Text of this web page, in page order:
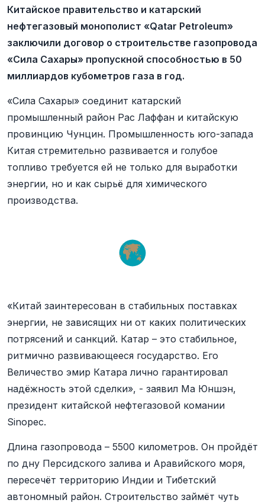
Китайское правительство и катарский
нефтегазовый монополист «Qatar Petroleum»
заключили договор о строительстве газопровода
«Сила Сахары» пропускной способностью в 50
миллиардов кубометров газа в год.
«Сила Сахары» соединит катарский
промышленный район Рас Лаффан и китайскую
провинцию Чунцин. Промышленность юго-запада
Китая стремительно развивается и голубое
топливо требуется ей не только для выработки
энергии, но и как сырьё для химического
производства.
«Китай заинтересован в стабильных поставках
энергии, не зависящих ни от каких политических
потрясений и санкций. Катар – это стабильное,
ритмично развивающееся государство. Его
Величество эмир Катара лично гарантировал
надёжность этой сделки», - заявил Ма Юншэн,
президент китайской нефтегазовой комании
Sinopec.
Длина газопровода – 5500 километров. Он пройдёт
по дну Персидского залива и Аравийского моря,
пересечёт территорию Индии и Тибетский
автономный район. Строительство займёт чуть